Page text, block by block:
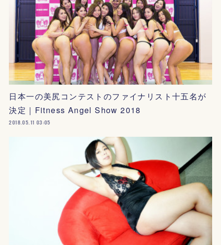
日本一の美尻コンテストのファイナリスト十五名が
決定｜Fitness Angel Show 2018
2018.05.11 03:05